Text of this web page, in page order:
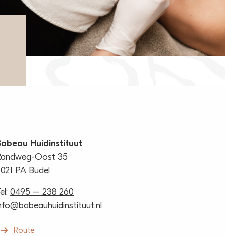
Huidinstituut
Oost 35
PA Budel
0495 – 238 260
Route